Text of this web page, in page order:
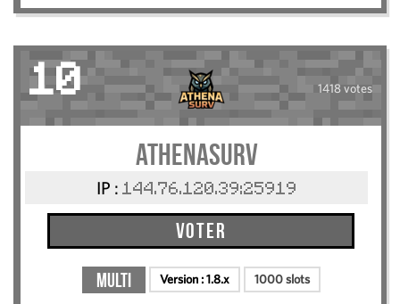
10 1418 votes
AthenaSurv
IP : 144.76.120.39:25919
Voter
Multi Version :1.8.x 1000 slots